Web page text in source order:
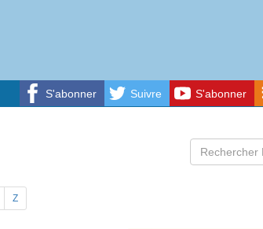
S'abonner Suivre S'abonner
Z